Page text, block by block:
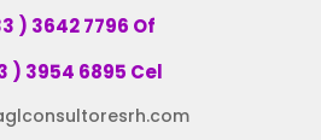
) 3642 7796 Of
) 3954 6895 Cel